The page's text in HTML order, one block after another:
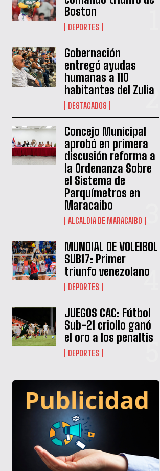
Boston
DEPORTES
Gobernación
entregó ayudas
humanas a 110
habitantes del Zulia
DESTACADOS
‎Concejo Municipal
aprobó en primera
discusión reforma a
la Ordenanza Sobre
el Sistema de
Parquímetros en
Maracaibo
ALCALDIA DE MARACAIBO
MUNDIAL DE VOLEIBOL
SUB17: Primer
triunfo venezolano
DEPORTES
JUEGOS CAC: Fútbol
Sub-21 criollo ganó
el oro a los penaltis
DEPORTES